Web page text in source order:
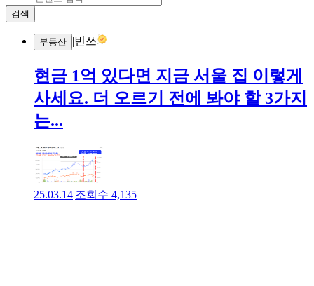
검색
부동산 |빈쓰
현금 1억 있다면 지금 서울 집 이렇게
사세요. 더 오르기 전에 봐야 할 3가지
는...
25.03.14|조회수 4,135